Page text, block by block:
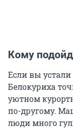
Кому
Если вы
Белокуриха
уютном
по-другому.
люди много